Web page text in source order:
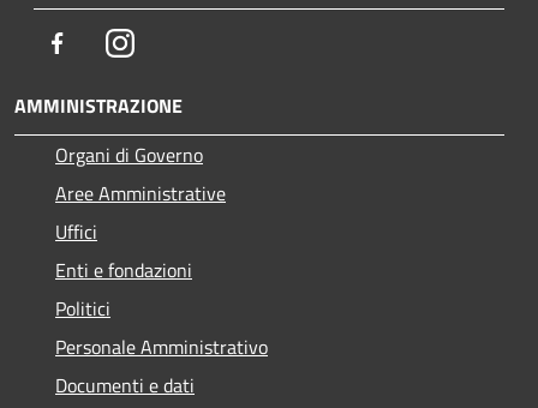
FacebookInstagram
AMMINISTRAZIONE
Organi di Governo
Aree Amministrative
Uffici
Enti e fondazioni
Politici
Personale Amministrativo
Documenti e dati